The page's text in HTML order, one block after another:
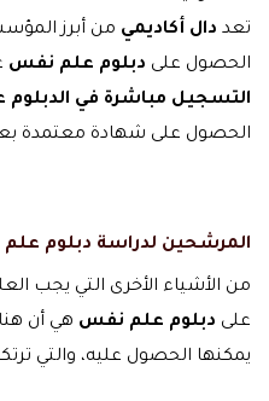
تعد دال أكاديمي من أبرز
الحصول على دبلوم علم نفس
التسجيل مباشرة في الدبلوم
الحصول على شهادة معتمدة
المرشحين لدراسة دبلوم
من الأشياء الأخرى التي يجب
على دبلوم علم نفس هي أن
يمكنها الحصول عليه، والتي